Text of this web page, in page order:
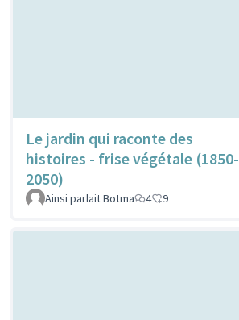
Le jardin qui raconte des
histoires - frise végétale (1850-
2050)
Ainsi parlait Botma 4 9